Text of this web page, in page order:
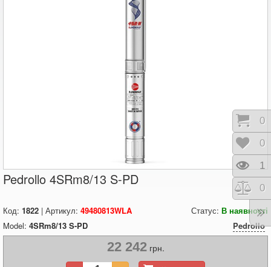
Pedrollo 4SRm8/13 S-PD
Код: 1822 | Артикул: 49480813WLA Статус: В наявності
Model: 4SRm8/13 S-PD Pedrollo
22 242грн.
0
0
1
0